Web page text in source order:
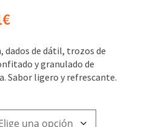
€Rango
precios:
desde
3,15€
hasta
dados de dátil, trozos de
y granulado de
Sabor ligero y refrescante.